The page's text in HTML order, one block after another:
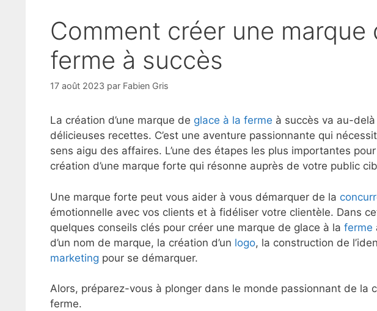
Comment créer une marque
ferme à succès
17 août 2023 par Fabien Gris
La création d’une marque de glace à la ferme à succès va au-
délicieuses recettes. C’est une aventure passionnante qui
sens aigu des affaires. L’une des étapes les plus importantes
création d’une marque forte qui résonne auprès de votre public
Une marque forte peut vous aider à vous démarquer de la
émotionnelle avec vos clients et à fidéliser votre clientèle. Dans
quelques conseils clés pour créer une marque de glace à la ferme
d’un nom de marque, la création d’un logo, la construction de
marketing pour se démarquer.
Alors, préparez-vous à plonger dans le monde passionnant de la
ferme.